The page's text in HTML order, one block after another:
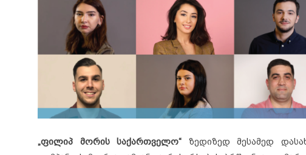
„ფილიპ მორის საქართველო“ ზედიზედ მესამედ